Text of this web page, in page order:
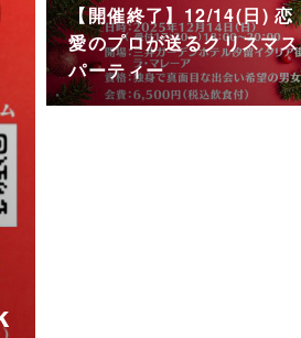
【開催終了】12/14(日) 恋
愛のプロが送るクリスマス
パーティー